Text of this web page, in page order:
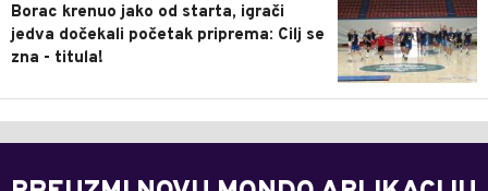
Borac krenuo jako od starta, igrači
jedva dočekali početak priprema: Cilj se
zna - titula!